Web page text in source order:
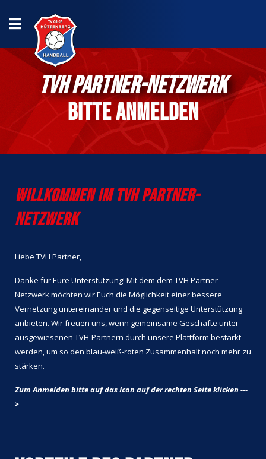
TVH PARTNER-NETZWERK
Bitte anmelden
WILLKOMMEN IM TVH PARTNER-
NETZWERK
Liebe TVH Partner,
Danke für Eure Unterstützung! Mit dem dem TVH Partner-
Netzwerk möchten wir Euch die Möglichkeit einer bessere
Vernetzung untereinander und die gegenseitige Unterstützung
anbieten. Wir freuen uns, wenn gemeinsame Geschäfte unter
ausgewiesenen TVH-Partnern durch unsere Plattform bestärkt
werden, um so den blau-weiß-roten Zusammenhalt noch mehr zu
stärken.
Zum Anmelden bitte auf das Icon auf der rechten Seite klicken ---
>